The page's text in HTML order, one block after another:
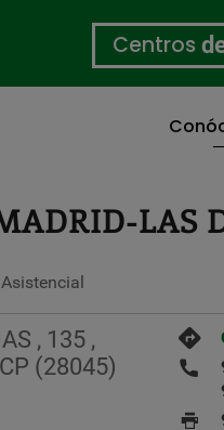
Centros
LAS
Asistencial
, 135 ,
(28045)